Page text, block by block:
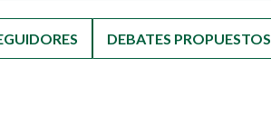
DEBATES PROPUESTOS